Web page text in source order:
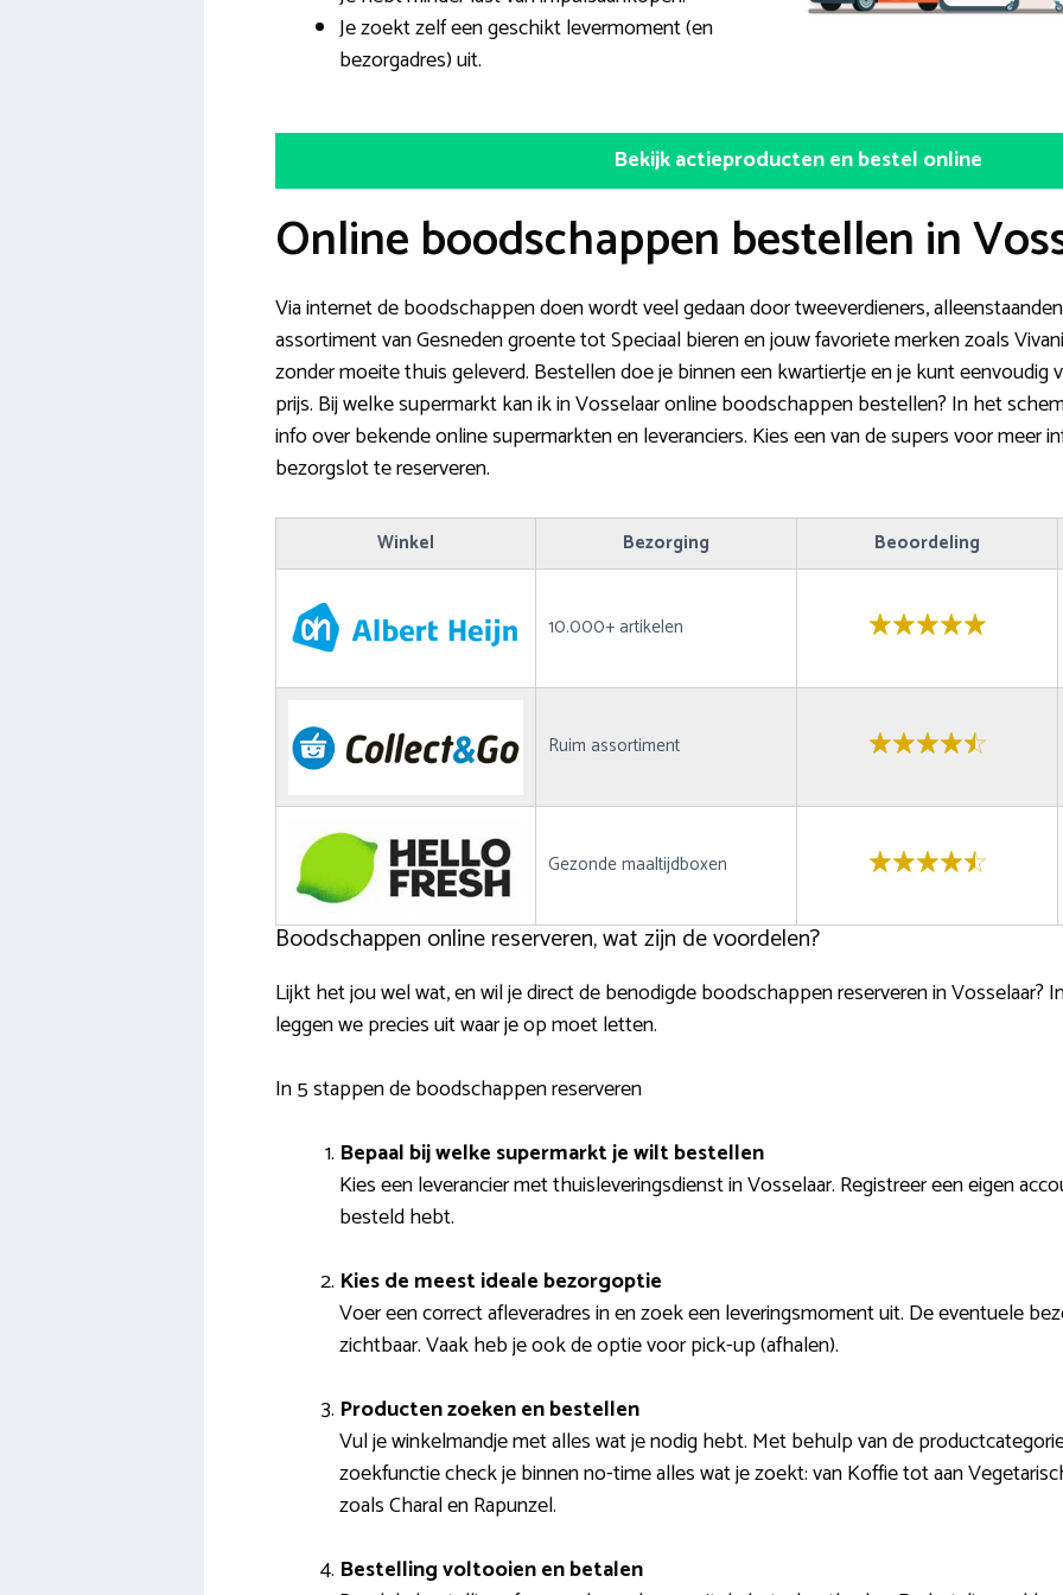
Je zoekt zelf een geschikt levermoment (en
bezorgadres) uit.
Bekijk actieproducten en bestel online
Online boodschappen bestellen in
Via internet de boodschappen doen wordt veel gedaan door tweeverdieners,
assortiment van Gesneden groente tot Speciaal bieren en jouw favoriete merken zoals
zonder moeite thuis geleverd. Bestellen doe je binnen een kwartiertje en je kunt eenvoudig
prijs. Bij welke supermarkt kan ik in Vosselaar online boodschappen bestellen? In het
info over bekende online supermarkten en leveranciers. Kies een van de supers voor meer
bezorgslot te reserveren.
Winkel Bezorging Beoordeling
10.000+ artikelen
Ruim assortiment
Gezonde maaltijdboxen
Boodschappen online reserveren, wat zijn de voordelen?
Lijkt het jou wel wat, en wil je direct de benodigde boodschappen reserveren in Vosselaar?
leggen we precies uit waar je op moet letten.
In 5 stappen de boodschappen reserveren
Bepaal bij welke supermarkt je wilt bestellen
Kies een leverancier met thuisleveringsdienst in Vosselaar. Registreer een eigen
besteld hebt.
Kies de meest ideale bezorgoptie
Voer een correct afleveradres in en zoek een leveringsmoment uit. De eventuele
zichtbaar. Vaak heb je ook de optie voor pick-up (afhalen).
Producten zoeken en bestellen
Vul je winkelmandje met alles wat je nodig hebt. Met behulp van de
zoekfunctie check je binnen no-time alles wat je zoekt: van Koffie tot aan
zoals Charal en Rapunzel.
Bestelling voltooien en betalen